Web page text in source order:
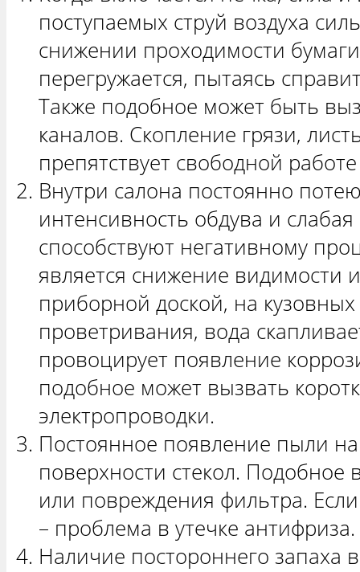
поступаемых струй воздуха
снижении проходимости
перегружается, пытаясь
Также подобное может быть
каналов. Скопление грязи,
препятствует свободной работе
Внутри салона постоянно
интенсивность обдува и
способствуют негативному
является снижение видимости
приборной доской, на
проветривания, вода
провоцирует появление
подобное может вызвать
электропроводки.
Постоянное появление пыли
поверхности стекол. Подобное
или повреждения фильтра.
– проблема в утечке антифриза.
Наличие постороннего запаха